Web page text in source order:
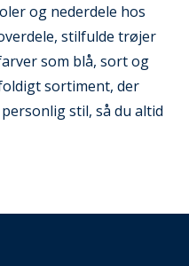
og nederdele hos
stilfulde trøjer
som blå, sort og
sortiment, der
stil, så du altid